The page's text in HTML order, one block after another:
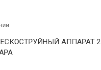
АППАРАТ 2